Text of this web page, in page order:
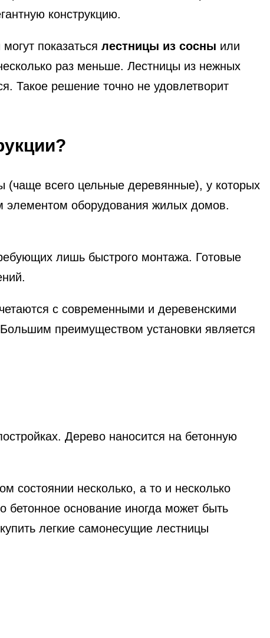
конструкцию.
показаться лестницы из сосны или
раз меньше. Лестницы из нежных
Такое решение точно не удовлетворит
(чаще всего цельные деревянные), у которых
элементом оборудования жилых домов.
лишь быстрого монтажа. Готовые
с современными и деревенскими
преимуществом установки является
Дерево наносится на бетонную
состоянии несколько, а то и несколько
бетонное основание иногда может быть
легкие самонесущие лестницы